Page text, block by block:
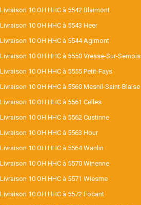
Livraison 10 OH HHC à 5542 Blaimont
Livraison 10 OH HHC à 5543 Heer
Livraison 10 OH HHC à 5544 Agimont
Livraison 10 OH HHC à 5550 Vresse-Sur-Semois
Livraison 10 OH HHC à 5555 Petit-Fays
Livraison 10 OH HHC à 5560 Mesnil-Saint-Blaise
Livraison 10 OH HHC à 5561 Celles
Livraison 10 OH HHC à 5562 Custinne
Livraison 10 OH HHC à 5563 Hour
Livraison 10 OH HHC à 5564 Wanlin
Livraison 10 OH HHC à 5570 Winenne
Livraison 10 OH HHC à 5571 Wiesme
Livraison 10 OH HHC à 5572 Focant